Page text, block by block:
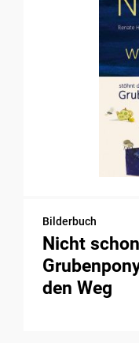
Bilderbuch
Nicht
den Weg